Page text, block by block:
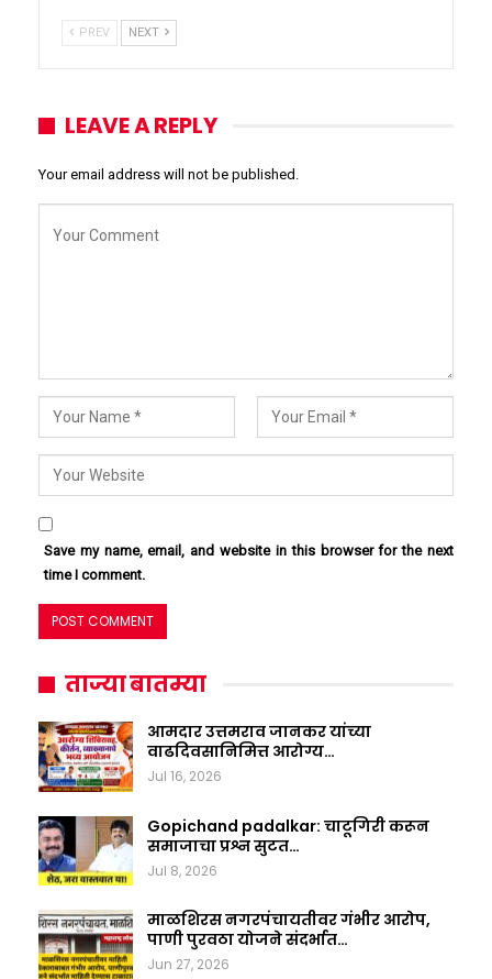
PREV NEXT
LEAVE A REPLY
Your email address will not be published.
Save my name, email, and website in this browser for the next
time I comment.
ताज्या बातम्या
आमदार उत्तमराव जानकर यांच्या
वाढदिवसानिमित्त आरोग्य…
Jul 16, 2026
Gopichand padalkar: चाटूगिरी करून
समाजाचा प्रश्न सुटत…
Jul 8, 2026
माळशिरस नगरपंचायतीवर गंभीर आरोप,
पाणी पुरवठा योजने संदर्भात…
Jun 27, 2026